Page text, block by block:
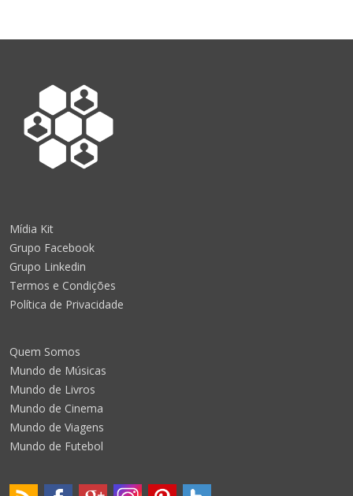
Mídia Kit
Grupo Facebook
Grupo Linkedin
Termos e Condições
Política de Privacidade
Quem Somos
Mundo de Músicas
Mundo de Livros
Mundo de Cinema
Mundo de Viagens
Mundo de Futebol